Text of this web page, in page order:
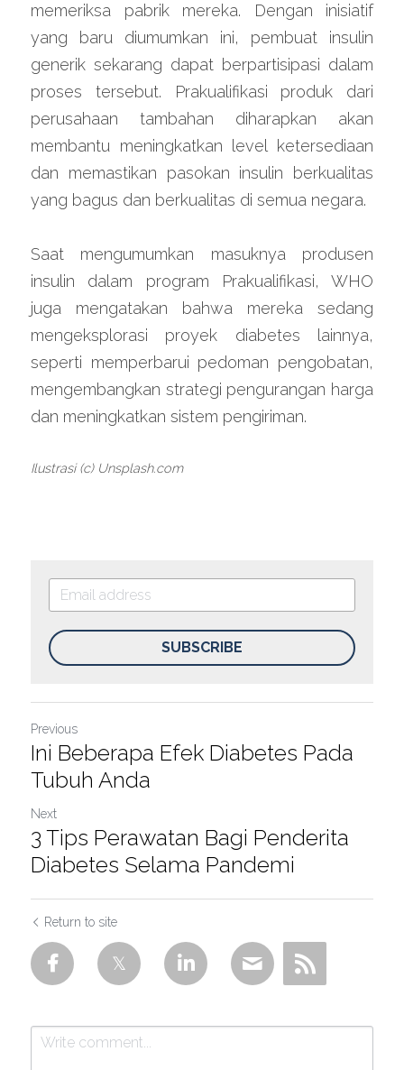
memeriksa pabrik mereka. Dengan inisiatif
yang baru diumumkan ini, pembuat insulin
generik sekarang dapat berpartisipasi dalam
proses tersebut. Prakualifikasi produk dari
perusahaan tambahan diharapkan akan
membantu meningkatkan level ketersediaan
dan memastikan pasokan insulin berkualitas
yang bagus dan berkualitas di semua negara.
Saat mengumumkan masuknya produsen
insulin dalam program Prakualifikasi, WHO
juga mengatakan bahwa mereka sedang
mengeksplorasi proyek diabetes lainnya,
seperti memperbarui pedoman pengobatan,
mengembangkan strategi pengurangan harga
dan meningkatkan sistem pengiriman.
Ilustrasi (c) Unsplash.com
SUBSCRIBE
Previous
Ini Beberapa Efek Diabetes Pada
Tubuh Anda
Next
3 Tips Perawatan Bagi Penderita
Diabetes Selama Pandemi
Return to site